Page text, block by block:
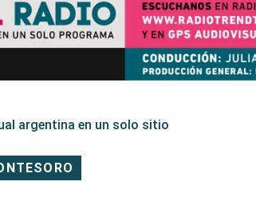
argentina en un solo sitio